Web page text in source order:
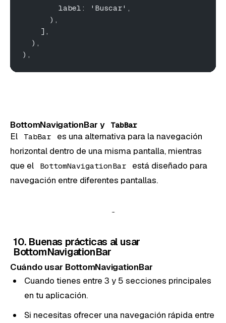
        label: 'Buscar',
      ),
    ],
  ),
),
BottomNavigationBar y TabBar
El TabBar
es una alternativa para la navegación
horizontal dentro de una misma pantalla, mientras
que el
BottomNavigationBar
está diseñado para
navegación entre diferentes pantallas.
10. Buenas prácticas al usar
BottomNavigationBar
Cuándo usar BottomNavigationBar
Cuando tienes entre 3 y 5 secciones principales
en tu aplicación.
Si necesitas ofrecer una navegación rápida entre